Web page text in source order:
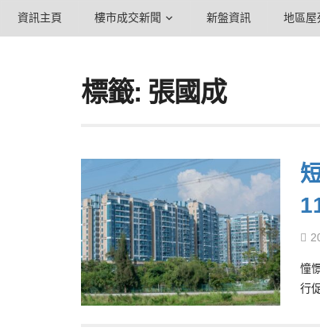
資訊主頁 樓市成交新聞 新盤資訊 地區屋
標籤: 張國成
憧
行